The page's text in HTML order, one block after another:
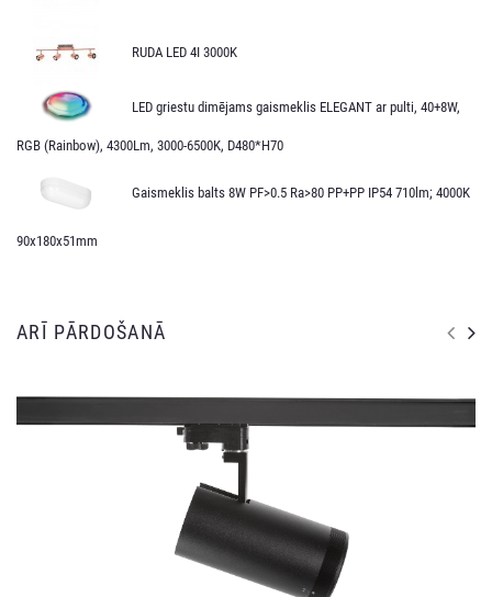
RUDA LED 4I 3000K
LED griestu dimējams gaismeklis ELEGANT ar pulti, 40+8W,
RGB (Rainbow), 4300Lm, 3000-6500K, D480*H70
Gaismeklis balts 8W PF>0.5 Ra>80 PP+PP IP54 710lm; 4000K
90x180x51mm
ARĪ PĀRDOŠANĀ